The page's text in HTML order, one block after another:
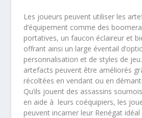
Les joueurs peuvent utiliser les
d’équipement comme des
portatives, un faucon éclaireur et
offrant ainsi un large éventail
personnalisation et de styles de
artefacts peuvent être améliorés
récoltées en vendant ou en
Qu’ils jouent des assassins
en aide à ​ leurs coéquipiers, les
peuvent incarner leur Renégat idéal